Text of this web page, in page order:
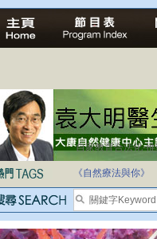
自家教育合法化-
《自然療法與你》